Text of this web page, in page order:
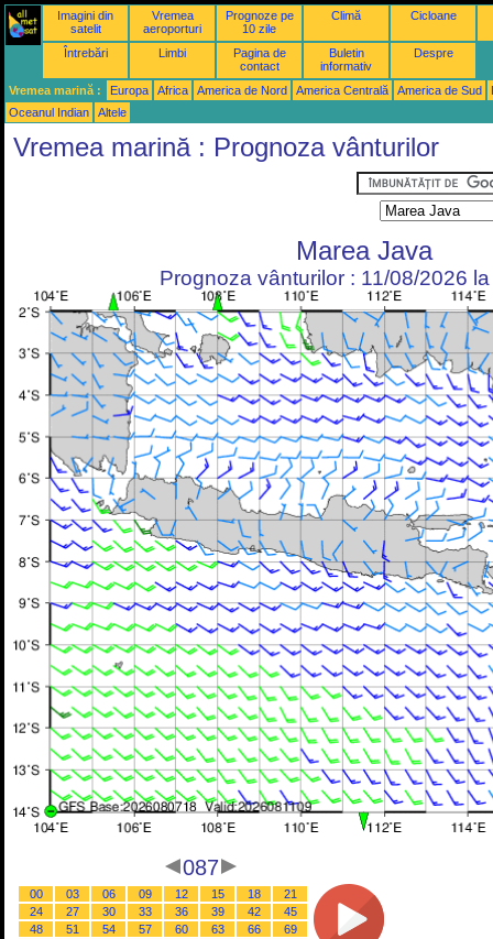
Imagini din
satelit
Vremea
aeroporturi
Prognoze pe
10 zile
Climă Cicloane
Întrebări Limbi
Pagina de
contact
Buletin
informativ
Despre
Vremea marină : Europa Africa America de Nord America Centrală America de Sud
Oceanul Indian
Altele
Vremea marină : Prognoza vânturilor
Marea Java
Prognoza vânturilor : 11/08/2026
087
00 03 06 09 12 15 18
21
24
27 30 33 36 39 42
45
48
51 54 57 60 63 66
69